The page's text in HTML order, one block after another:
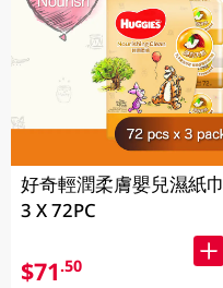
好奇輕潤柔膚嬰兒濕紙巾
3 X 72PC
$71.50